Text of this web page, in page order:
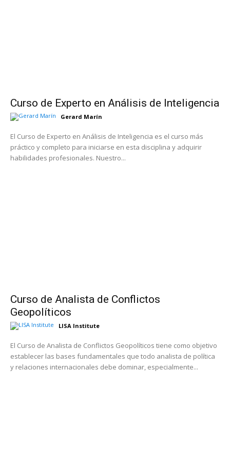
Curso de Experto en Análisis de Inteligencia
Gerard Marín
El Curso de Experto en Análisis de Inteligencia es el curso más
práctico y completo para iniciarse en esta disciplina y adquirir
habilidades profesionales. Nuestro...
Curso de Analista de Conflictos
Geopolíticos
LISA Institute
El Curso de Analista de Conflictos Geopolíticos tiene como objetivo
establecer las bases fundamentales que todo analista de política
y relaciones internacionales debe dominar, especialmente...